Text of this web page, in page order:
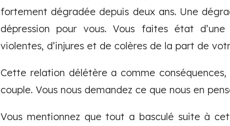
fortement dégradée depuis deux ans. Une
dépression pour vous. Vous faites état
violentes, d’injures et de colères de la part de
Cette relation délétère a comme
couple. Vous nous demandez ce que nous en
Vous mentionnez que tout a basculé suite à